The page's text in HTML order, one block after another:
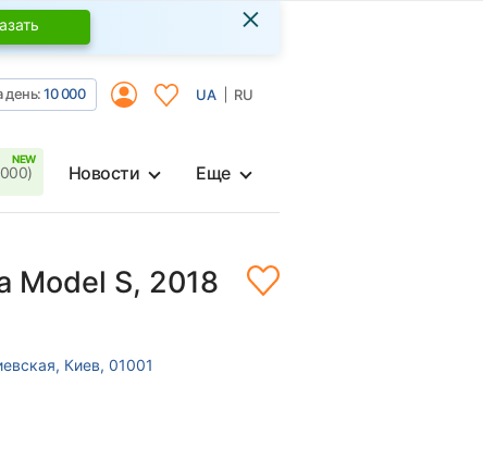
×
день:10 000 UA RU
Новости Еще
Model S, 2018
Киев, 01001